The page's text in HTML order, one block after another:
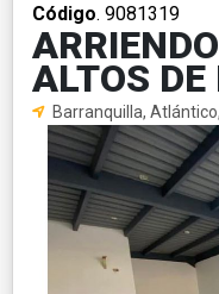
Código. 9081319
ALTOS
Barranquilla,